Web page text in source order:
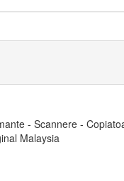
- Scannere -
Malaysia